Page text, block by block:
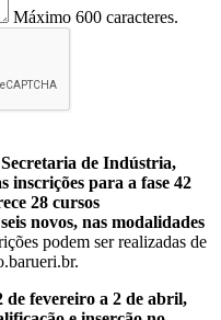
Máximo 600 caracteres.
de Indústria,
inscrições para a fase 42
28 cursos
novos, nas modalidades
podem ser realizadas de
de fevereiro a 2 de abril,